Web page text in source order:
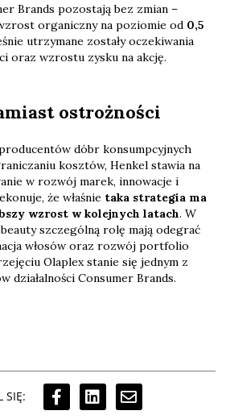
Brands pozostają bez zmian –
wzrost organiczny na poziomie od 0,5
utrzymane zostały oczekiwania
oraz wzrostu zysku na akcję.
ostrożności
dóbr konsumpcyjnych
kosztów, Henkel stawia na
w rozwój marek, innowacje i
że właśnie taka strategia ma
wzrost w kolejnych latach. W
szczególną rolę mają odegrać
włosów oraz rozwój portfolio
Olaplex stanie się jednym z
działalności Consumer Brands.
SIĘ: